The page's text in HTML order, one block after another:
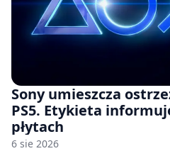
Sony umieszcza
PS5. Etykieta
płytach
6 sie 2026